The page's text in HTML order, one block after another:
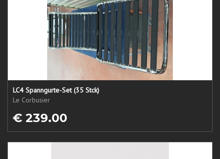
LC4 Spanngurte-Set (35 Stck)
Le Corbusier
€ 239.00